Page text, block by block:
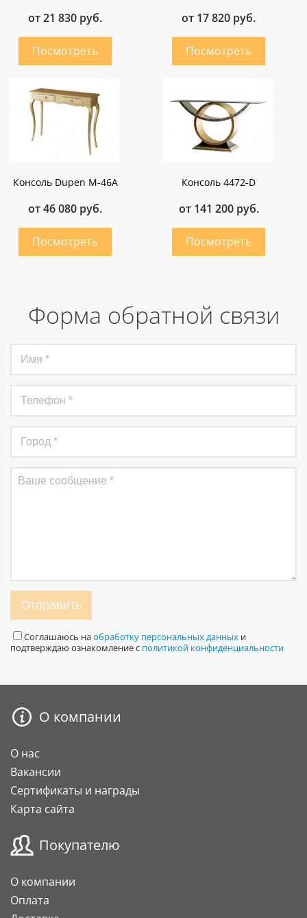
от 21 830 руб. от 17 820 руб.
Консоль Dupen M-46A
от 46 080 руб.
Консоль 4472-D
от 141 200 руб.
Форма обратной связи
Отправить
Соглашаюсь наобработку персональных данных и
подтверждаю ознакомление с политикой конфиденциальности
О компании
О нас
Вакансии
Сертификаты и награды
Карта сайта
Покупателю
О компании
Оплата